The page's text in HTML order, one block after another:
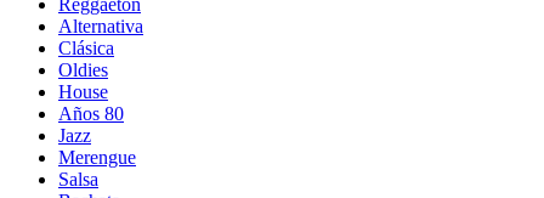
Reggaetón
Alternativa
Clásica
Oldies
House
Años 80
Jazz
Merengue
Salsa